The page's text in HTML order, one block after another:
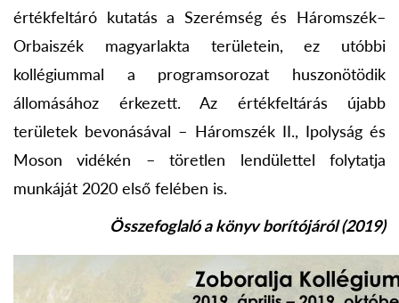
értékfeltáró kutatás a Szerémség és Háromszék–
Orbaiszék magyarlakta területein, ez utóbbi
kollégiummal a programsorozat huszonötödik
állomásához érkezett. Az értékfeltárás újabb
területek bevonásával – Háromszék II., Ipolyság és
Moson vidékén – töretlen lendülettel folytatja
munkáját 2020 első felében is.
Összefoglaló a könyv borítójáról (2019)